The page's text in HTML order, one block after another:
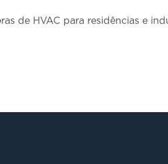
de HVAC para residências e